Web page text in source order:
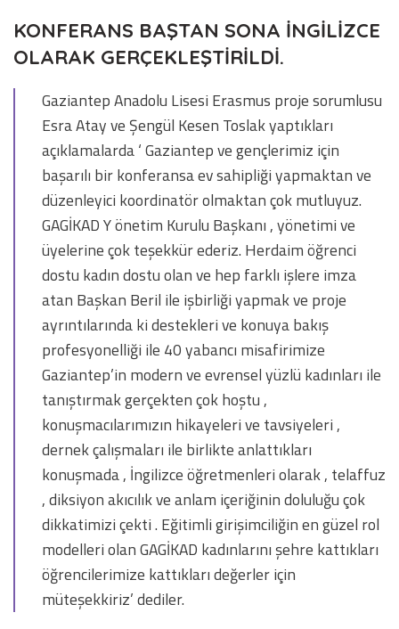
KONFERANS BAŞTAN SONA İNGİLİZCE
OLARAK GERÇEKLEŞTİRİLDİ.
Gaziantep Anadolu Lisesi Erasmus proje sorumlusu
Esra Atay ve Şengül Kesen Toslak yaptıkları
açıklamalarda ‘ Gaziantep ve gençlerimiz için
başarılı bir konferansa ev sahipliği yapmaktan ve
düzenleyici koordinatör olmaktan çok mutluyuz.
GAGİKAD Y önetim Kurulu Başkanı , yönetimi ve
üyelerine çok teşekkür ederiz. Herdaim öğrenci
dostu kadın dostu olan ve hep farklı işlere imza
atan Başkan Beril ile işbirliği yapmak ve proje
ayrıntılarında ki destekleri ve konuya bakış
profesyonelliği ile 40 yabancı misafirimize
Gaziantep’in modern ve evrensel yüzlü kadınları ile
tanıştırmak gerçekten çok hoştu ,
konuşmacılarımızın hikayeleri ve tavsiyeleri ,
dernek çalışmaları ile birlikte anlattıkları
konuşmada , İngilizce öğretmenleri olarak , telaffuz
, diksiyon akıcılık ve anlam içeriğinin doluluğu çok
dikkatimizi çekti . Eğitimli girişimciliğin en güzel rol
modelleri olan GAGİKAD kadınlarını şehre kattıkları
öğrencilerimize kattıkları değerler için
müteşekkiriz’ dediler.